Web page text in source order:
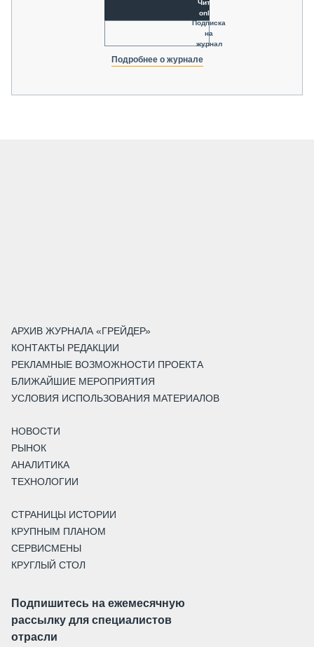
Читать
online
Подписка
на
журнал
Подробнее о журнале
АРХИВ ЖУРНАЛА «ГРЕЙДЕР»
КОНТАКТЫ РЕДАКЦИИ
РЕКЛАМНЫЕ ВОЗМОЖНОСТИ ПРОЕКТА
БЛИЖАЙШИЕ МЕРОПРИЯТИЯ
УСЛОВИЯ ИСПОЛЬЗОВАНИЯ МАТЕРИАЛОВ
НОВОСТИ
РЫНОК
АНАЛИТИКА
ТЕХНОЛОГИИ
СТРАНИЦЫ ИСТОРИИ
КРУПНЫМ ПЛАНОМ
СЕРВИСМЕНЫ
КРУГЛЫЙ СТОЛ
Подпишитесь на ежемесячную
рассылку для специалистов
отрасли